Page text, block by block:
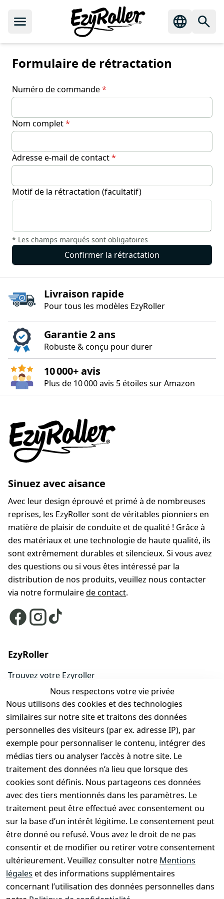
Formulaire de rétractation
Numéro de commande*
Nom complet*
Adresse e-mail de contact*
Motif de la rétractation (facultatif)
* Les champs marqués sont obligatoires
Confirmer la rétractation
Nous respectons votre vie privée
Nous utilisons des cookies et des technologies
similaires sur notre site et traitons des données
personnelles des visiteurs (par ex. adresse IP), par
exemple pour personnaliser le contenu, intégrer des
médias tiers ou analyser l’accès à notre site. Le
traitement des données n’a lieu que lorsque des
cookies sont définis. Nous partageons ces données
avec des tiers mentionnés dans les paramètres. Le
traitement peut être effectué avec consentement ou
sur la base d’un intérêt légitime. Le consentement peut
être donné ou refusé. Vous avez le droit de ne pas
consentir et de modifier ou retirer votre consentement
ultérieurement. Veuillez consulter notre Mentions
légales et des informations supplémentaires
concernant l’utilisation des données personnelles dans
Livraison rapide
Pour tous les modèles EzyRoller
Garantie 2 ans
Robuste & conçu pour durer
10 000+ avis
Plus de 10 000 avis 5 étoiles sur Amazon
Sinuez avec aisance
Avec leur design éprouvé et primé à de nombreuses
reprises, les EzyRoller sont de véritables pionniers en
matière de plaisir de conduite et de qualité ! Grâce à
des matériaux et une technologie de haute qualité, ils
sont extrêmement durables et silencieux. Si vous avez
des questions ou si vous êtes intéressé par la
distribution de nos produits, veuillez nous contacter
via notre formulairede contact.
EzyRoller
Trouvez votre Ezyroller
EzyRoller Originals
EzyRoller X-Series
Accessoires
Pièces détachées
Promotions & offres bundle
Devenir revendeur
À propos de nous
Boutique & Contact
Entretien EzyRoller & Garantie
Droit de rétractation
Formulaire de rétractation